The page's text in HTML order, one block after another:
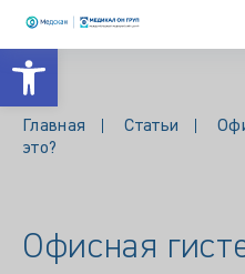
Открыть панель инструментов
Главная Статьи
это?
Офисная